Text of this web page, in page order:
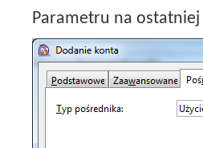
Parametru na ostatniej